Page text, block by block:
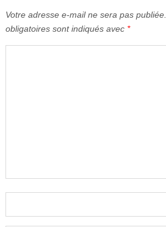
Votre adresse e-mail ne sera pas publiée.
obligatoires sont indiqués avec *